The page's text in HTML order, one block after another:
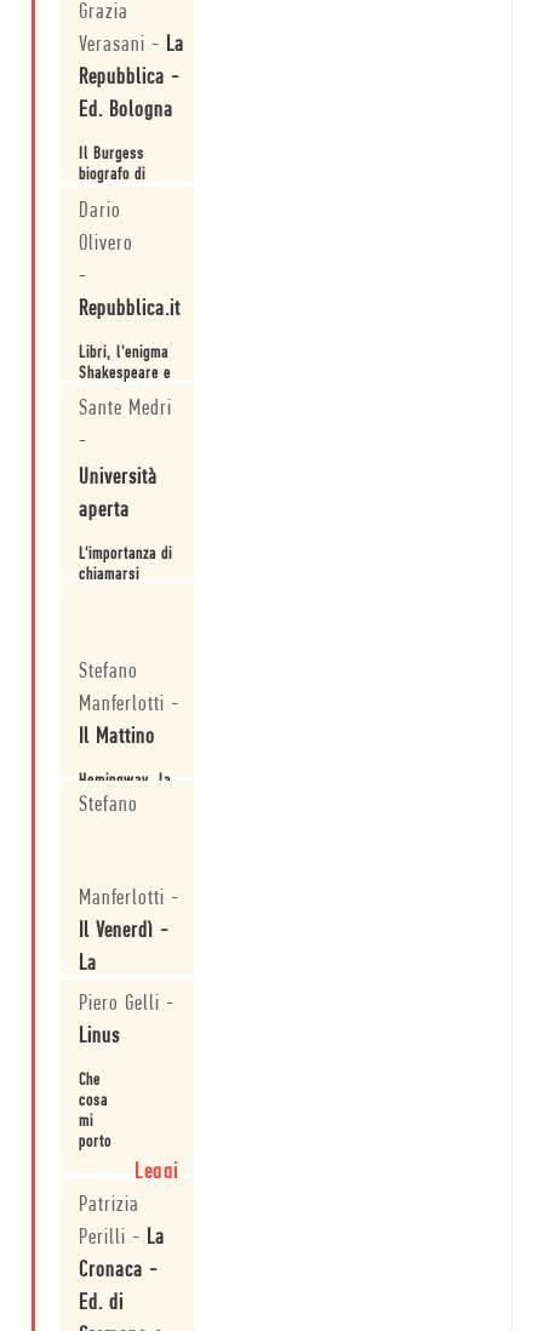
Grazia
Verasani - La
Repubblica -
Ed. Bologna
Il Burgess
biografo di
Dario
Olivero
-
Repubblica.it
Libri, l'enigma
Shakespeare e
straordinarie
Sante Medri
-
Università
aperta
L'importanza di
chiamarsi
Stefano
Manferlotti -
Il Mattino
Hemingway, la
grazia
Stefano
Manferlotti -
Il Venerdì -
La
Repubblica
Hemingway
collega
Piero Gelli -
Linus
Che
cosa
mi
porto
Leggi
Patrizia
Perilli - La
Cronaca -
Ed. di